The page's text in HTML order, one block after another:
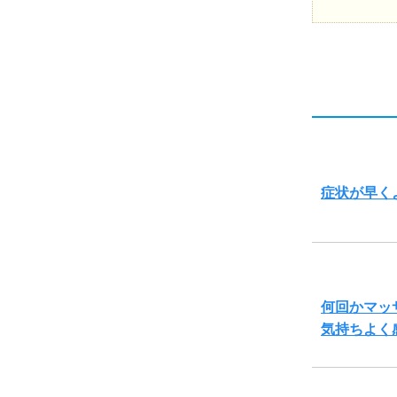
症状が早く
何回かマッ
気持ちよく